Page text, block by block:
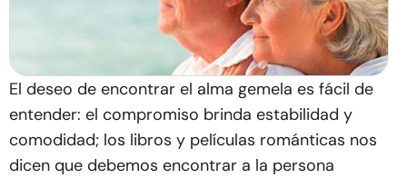
El deseo de encontrar el alma gemela es fácil de
entender: el compromiso brinda estabilidad y
comodidad; los libros y películas románticas nos
dicen que debemos encontrar a la persona